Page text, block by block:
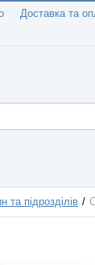
Доставка та
та підрозділів